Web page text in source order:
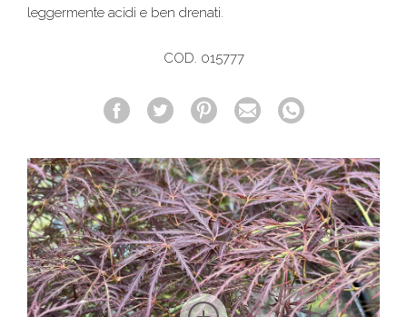
leggermente acidi e ben drenati.
COD. 015777